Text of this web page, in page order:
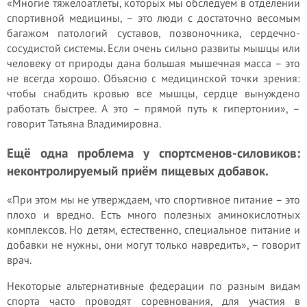
спортивной медицины, – это люди с достаточно весомым
багажом патологий суставов, позвоночника, сердечно-
сосудистой системы. Если очень сильно развиты мышцы или
человеку от природы дана большая мышечная масса – это
не всегда хорошо. Объясню с медицинской точки зрения:
чтобы снабдить кровью все мышцы, сердце вынуждено
работать быстрее. А это – прямой путь к гипертонии», –
говорит Татьяна Владимировна.
Ещё одна проблема у спортсменов-силовиков:
неконтролируемый приём пищевых добавок.
«При этом мы не утверждаем, что спортивное питание – это
плохо и вредно. Есть много полезных аминокислотных
комплексов. Но детям, естественно, специальное питание и
добавки не нужны, они могут только навредить», – говорит
врач.
Некоторые альтернативные федерации по разным видам
спорта часто проводят соревнования, для участия в